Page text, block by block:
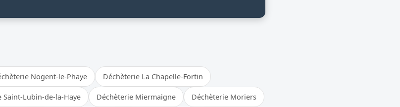
Nogent-le-Phaye Déchèterie La Chapelle-Fortin
Saint-Lubin-de-la-Haye Déchèterie Miermaigne Déchèterie Moriers